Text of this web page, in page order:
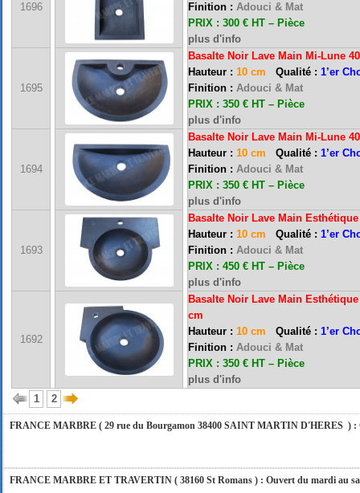
1696
Finition : Adouci & Mat
PRIX : 300 € HT – Pièce
plus d'info
1695
Basalte Noir Lave Main Mi-Lune
Hauteur : 10 cm Qualité : 1’er
Finition : Adouci & Mat
PRIX : 350 € HT – Pièce
plus d'info
1694
Basalte Noir Lave Main Mi-Lune
Hauteur : 10 cm Qualité : 1’er
Finition : Adouci & Mat
PRIX : 350 € HT – Pièce
plus d'info
1693
Basalte Noir Lave Main Esthétique
Hauteur : 10 cm Qualité : 1’er
Finition : Adouci & Mat
PRIX : 450 € HT – Pièce
plus d'info
1692
Basalte Noir Lave Main
cm
Hauteur : 10 cm Qualité : 1’er
Finition : Adouci & Mat
PRIX : 350 € HT – Pièce
plus d'info
1
2
FRANCE MARBRE 13 ( 13680 LANCON PROVENCE ): Ouvert du mardi au
FRANCE MARBRE 84 ( 84600 VALREAS ): Ouvert du mardi au samedi inclus de
FERMETURE POUR CONGES ANNUELS : Nous serons fermés du 10 au 31
vous répondrons dans les meilleurs délais. Nous aurons le plaisir de vous
FRANCE MARBRE ( 29 rue du Bourgamon 38400 SAINT MARTIN D'HERES ) :
FRANCE MARBRE ET TRAVERTIN ( 38160 St Romans ) : Ouvert du mardi au